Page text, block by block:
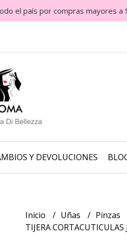
el país por compras mayores a
Y DEVOLUCIONES
Inicio Uñas
Pinzas
TIJERA CORTACUTICULAS